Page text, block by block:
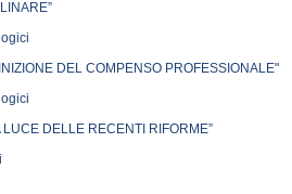
DEL COMPENSO PROFESSIONALE"
LUCE DELLE RECENTI RIFORME”